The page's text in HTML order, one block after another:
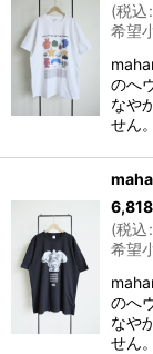
(税込:
希望
のへ
なや
せん
6,818
(税込:
希望
のへ
なや
せん